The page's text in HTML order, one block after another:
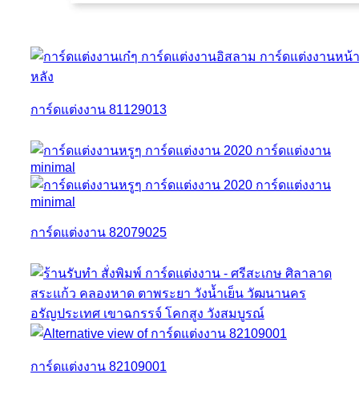
การ์ดแต่งงาน 81129013
การ์ดแต่งงาน 82079025
การ์ดแต่งงาน 82109001